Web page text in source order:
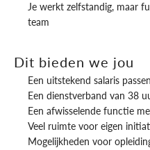
Je werkt zelfstandig, maar
team
Dit bieden we jou
Een uitstekend salaris
Een dienstverband van 38
Een afwisselende functie
Veel ruimte voor eigen
Mogelijkheden voor